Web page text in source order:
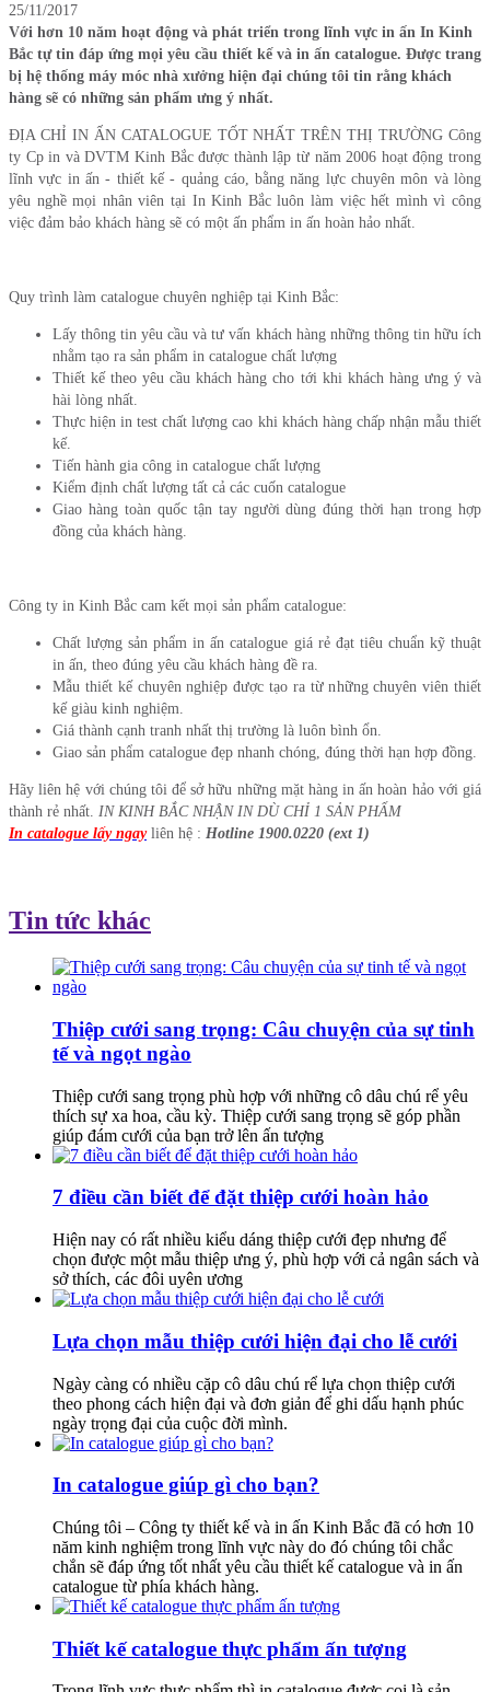
25/11/2017
Với hơn 10 năm hoạt động và phát triển trong lĩnh vực in ấn In Kinh
Bắc tự tin đáp ứng mọi yêu cầu thiết kế và in ấn catalogue. Được trang
bị hệ thống máy móc nhà xưởng hiện đại chúng tôi tin rằng khách
hàng sẽ có những sản phẩm ưng ý nhất.
ĐỊA CHỈ IN ẤN CATALOGUE TỐT NHẤT TRÊN THỊ TRƯỜNG Công
ty Cp in và DVTM Kinh Bắc được thành lập từ năm 2006 hoạt động trong
lĩnh vực in ấn - thiết kế - quảng cáo, bằng năng lực chuyên môn và lòng
yêu nghề mọi nhân viên tại In Kinh Bắc luôn làm việc hết mình vì công
việc đảm bảo khách hàng sẽ có một ấn phẩm in ấn hoàn hảo nhất.
Quy trình làm catalogue chuyên nghiệp tại Kinh Bắc:
Lấy thông tin yêu cầu và tư vấn khách hàng những thông tin hữu ích
nhằm tạo ra sản phẩm in catalogue chất lượng
Thiết kế theo yêu cầu khách hàng cho tới khi khách hàng ưng ý và
hài lòng nhất.
Thực hiện in test chất lượng cao khi khách hàng chấp nhận mẫu thiết
kế.
Tiến hành gia công in catalogue chất lượng
Kiểm định chất lượng tất cả các cuốn catalogue
Giao hàng toàn quốc tận tay người dùng đúng thời hạn trong hợp
đồng của khách hàng.
Công ty in Kinh Bắc cam kết mọi sản phẩm catalogue:
Chất lượng sản phẩm in ấn catalogue giá rẻ đạt tiêu chuẩn kỹ thuật
in ấn, theo đúng yêu cầu khách hàng đề ra.
Mẫu thiết kế chuyên nghiệp được tạo ra từ những chuyên viên thiết
kế giàu kinh nghiệm.
Giá thành cạnh tranh nhất thị trường là luôn bình ổn.
Giao sản phẩm catalogue đẹp nhanh chóng, đúng thời hạn hợp đồng.
Hãy liên hệ với chúng tôi để sở hữu những mặt hàng in ấn hoàn hảo với giá
thành rẻ nhất. IN KINH BẮC NHẬN IN DÙ CHỈ 1 SẢN PHẨM
In catalogue lấy ngayliên hệ : Hotline 1900.0220 (ext 1)
Tin tức khác
Thiệp cưới sang trọng: Câu chuyện của sự tinh
tế và ngọt ngào
Thiệp cưới sang trọng phù hợp với những cô dâu chú rể yêu
thích sự xa hoa, cầu kỳ. Thiệp cưới sang trọng sẽ góp phần
giúp đám cưới của bạn trở lên ấn tượng
7 điều cần biết để đặt thiệp cưới hoàn hảo
Hiện nay có rất nhiều kiểu dáng thiệp cưới đẹp nhưng để
chọn được một mẫu thiệp ưng ý, phù hợp với cả ngân sách và
sở thích, các đôi uyên ương
Lựa chọn mẫu thiệp cưới hiện đại cho lễ cưới
Ngày càng có nhiều cặp cô dâu chú rể lựa chọn thiệp cưới
theo phong cách hiện đại và đơn giản để ghi dấu hạnh phúc
ngày trọng đại của cuộc đời mình.
In catalogue giúp gì cho bạn?
Chúng tôi – Công ty thiết kế và in ấn Kinh Bắc đã có hơn 10
năm kinh nghiệm trong lĩnh vực này do đó chúng tôi chắc
chắn sẽ đáp ứng tốt nhất yêu cầu thiết kế catalogue và in ấn
catalogue từ phía khách hàng.
Thiết kế catalogue thực phẩm ấn tượng